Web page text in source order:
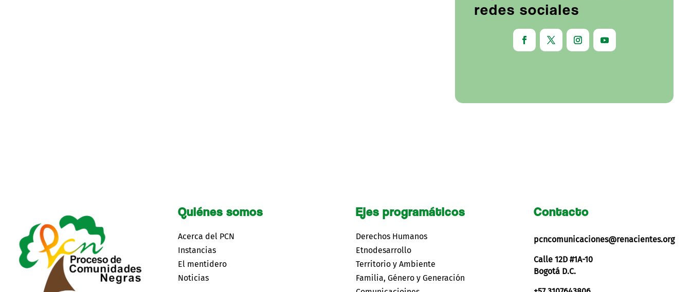
redes sociales
Quiénes somos
Acerca del PCN
Instancias
El mentidero
Noticias
Ejes programáticos
Derechos Humanos
Etnodesarrollo
Territorio y Ambiente
Familia, Género y Generación
Contacto
pcncomunicaciones@renacientes.org
Calle 12D #1A-10
Bogotá D.C.